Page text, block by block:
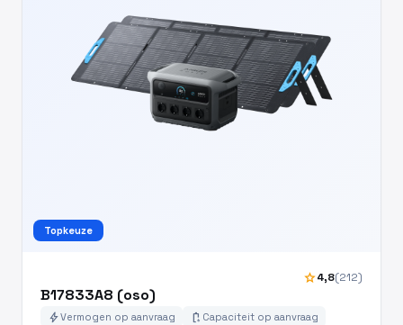
Topkeuze
star4,8(212)
B17833A8 (oso)
boltVermogen op aanvraag battery_charging_full Capaciteit op aanvraag